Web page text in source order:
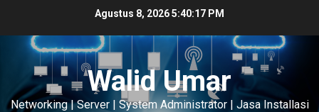
content
Agustus 8, 20265:40:18 PM
Walid Umar
Networking | Server | System Administrator | Jasa Installasi